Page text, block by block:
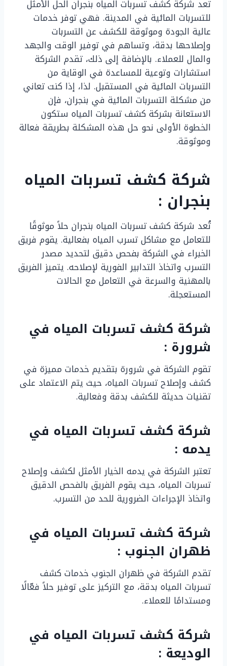
تعد شركة كشف تسربات المياه بنجران الحل الأمثل
للتسربات المائية في المدينة. فهي توفر خدمات
عالية الجودة وموثوقة للكشف عن التسربات
وإصلاحها بدقة، وتساهم في توفير الوقت والجهد
والمال للعملاء. بالإضافة إلى ذلك، تقدم الشركة
استشارات وتوعية للمساعدة في الوقاية من
التسربات المائية في المستقبل. لذا، إذا كنت تعاني
من مشكلة التسربات المائية في بنجران، فإن
الاستعانة بشركة كشف تسربات المياه ستكون
الخطوة الأولى نحو حل هذه المشكلة بطريقة فعالة
وموثوقة.
شركة كشف تسربات المياه
بنجران :
تُعد شركة كشف تسربات المياه بنجران حلاً موثوقًا
للتعامل مع مشاكل تسرب المياه بفعالية. يقوم فريق
الخبراء في الشركة بفحص دقيق لتحديد مصدر
التسرب واتخاذ التدابير الفورية لإصلاحه. يتميز الفريق
بالمهنية والسرعة في التعامل مع الحالات
المستعجلة.
شركة كشف تسربات المياه في
شرورة :
تقوم الشركة في شرورة بتقديم خدمات مميزة في
كشف وإصلاح تسربات المياه، حيث يتم الاعتماد على
تقنيات حديثة للكشف بدقة وفعالية.
شركة كشف تسربات المياه في
يدمه :
تعتبر الشركة في يدمه الخيار الأمثل لكشف وإصلاح
تسربات المياه، حيث يقوم الفريق بالفحص الدقيق
واتخاذ الإجراءات الضرورية للحد من التسرب.
شركة كشف تسربات المياه في
ظهران الجنوب :
تقدم الشركة في ظهران الجنوب خدمات كشف
تسربات المياه بدقة، مع التركيز على توفير حلاً فعّالًا
ومستدامًا للعملاء.
شركة كشف تسربات المياه في
الوديعة :